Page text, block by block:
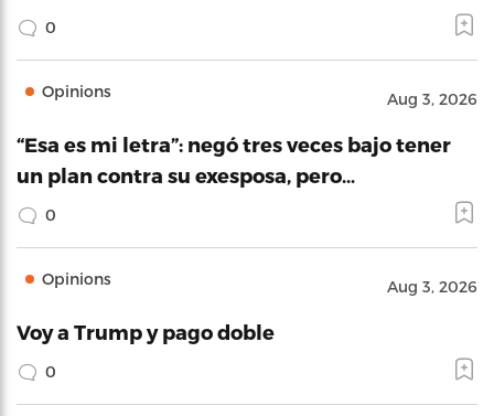
0
Opinions Aug 3, 2026
“Esa es mi letra”: negó tres veces bajo tener
un plan contra su exesposa, pero…
0
Opinions Aug 3, 2026
Voy a Trump y pago doble
0